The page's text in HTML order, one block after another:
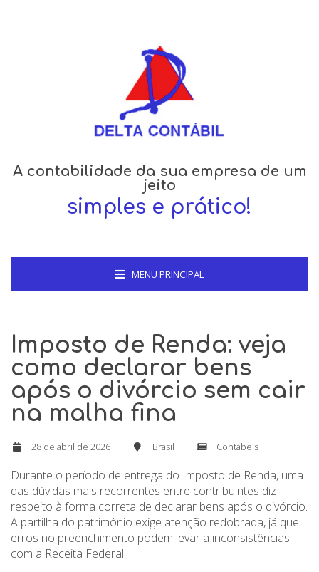
A contabilidade da sua empresa de um
jeito
simples e prático!
MENU PRINCIPAL
Imposto de Renda: veja
como declarar bens
após o divórcio sem cair
na malha fina
28 de abril de 2026 Brasil Contábeis
Durante o período de entrega do Imposto de Renda, uma
das dúvidas mais recorrentes entre contribuintes diz
respeito à forma correta de declarar bens após o divórcio.
A partilha do patrimônio exige atenção redobrada, já que
erros no preenchimento podem levar a inconsistências
com a Receita Federal.